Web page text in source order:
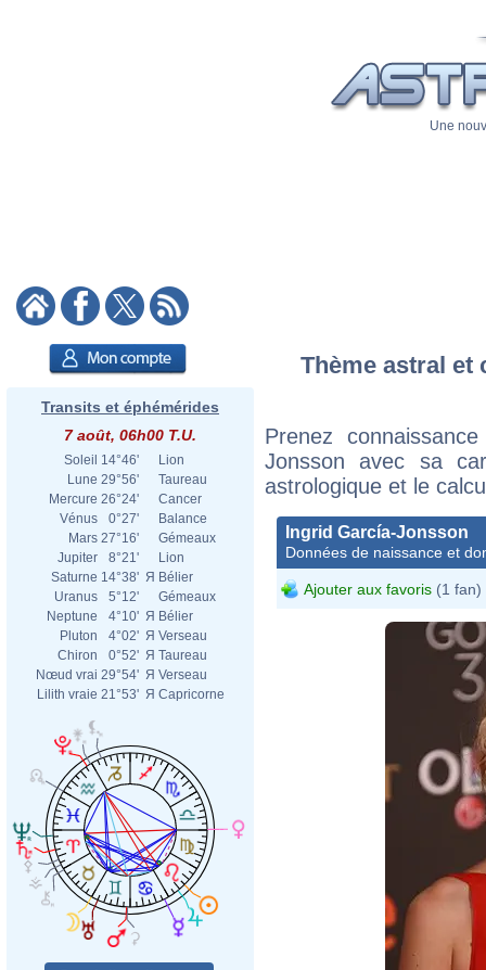
Une
Transits et éphémérides
7 août, 06h00 T.U.
Soleil 14°46'
Lion
Lune 29°56'
Taureau
Mercure 26°24'
Cancer
Vénus
0°27'
Balance
Mars 27°16'
Gémeaux
Jupiter
8°21'
Lion
Saturne 14°38' Я Bélier
Uranus
5°12'
Gémeaux
Neptune
4°10' Я Bélier
Pluton
4°02' Я Verseau
Chiron
0°52' Я Taureau
Nœud vrai 29°54' Я Verseau
Lilith vraie 21°53' Я Capricorne
Thème astral et
Prenez
Jonsson avec sa
astrologique et le
Ingrid García-Jonsson
Données de naissance et
Ajouter aux favoris (1 fan)